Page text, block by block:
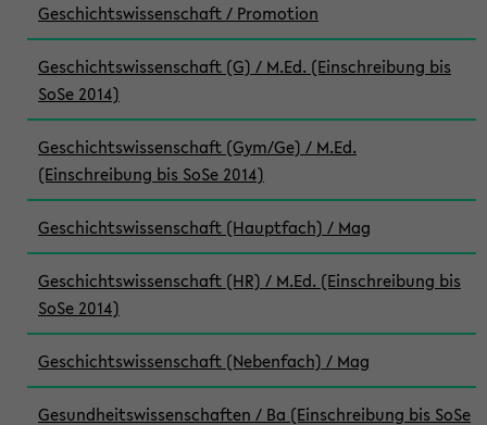
Geschichtswissenschaft / Promotion
Geschichtswissenschaft (G) / M.Ed. (Einschreibung bis
SoSe 2014)
Geschichtswissenschaft (Gym/Ge) / M.Ed.
(Einschreibung bis SoSe 2014)
Geschichtswissenschaft (Hauptfach) / Mag
Geschichtswissenschaft (HR) / M.Ed. (Einschreibung bis
SoSe 2014)
Geschichtswissenschaft (Nebenfach) / Mag
Gesundheitswissenschaften / Ba (Einschreibung bis SoSe